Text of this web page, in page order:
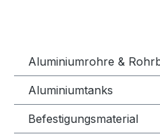
Aluminiumrohre &
Aluminiumtanks
Befestigungsmaterial